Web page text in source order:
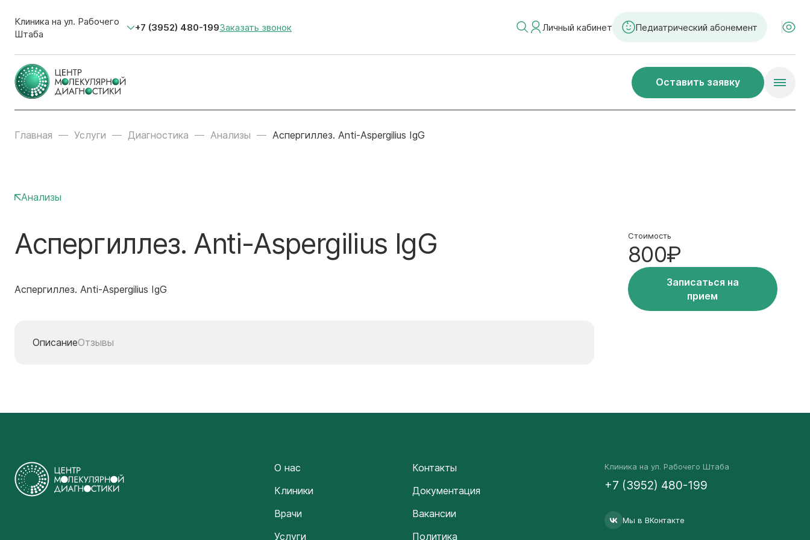
Клиника на ул. Рабочего
Штаба
+7 (3952) 480-199Заказать звонок Личный кабинет Педиатрический абонемент
Оставить заявку
Главная Услуги Диагностика Анализы Аспергиллез. Anti-Aspergilius IgG
Анализы
Аспергиллез. Anti-Aspergilius IgG
Аспергиллез. Anti-Aspergilius IgG
ОписаниеОтзывы
Стоимость
800₽
Записаться на
прием
О нас
Клиники
Врачи
Услуги
Контакты
Документация
Вакансии
Политика
Клиника на ул. Рабочего Штаба
+7 (3952) 480-199
Мы в ВКонтакте